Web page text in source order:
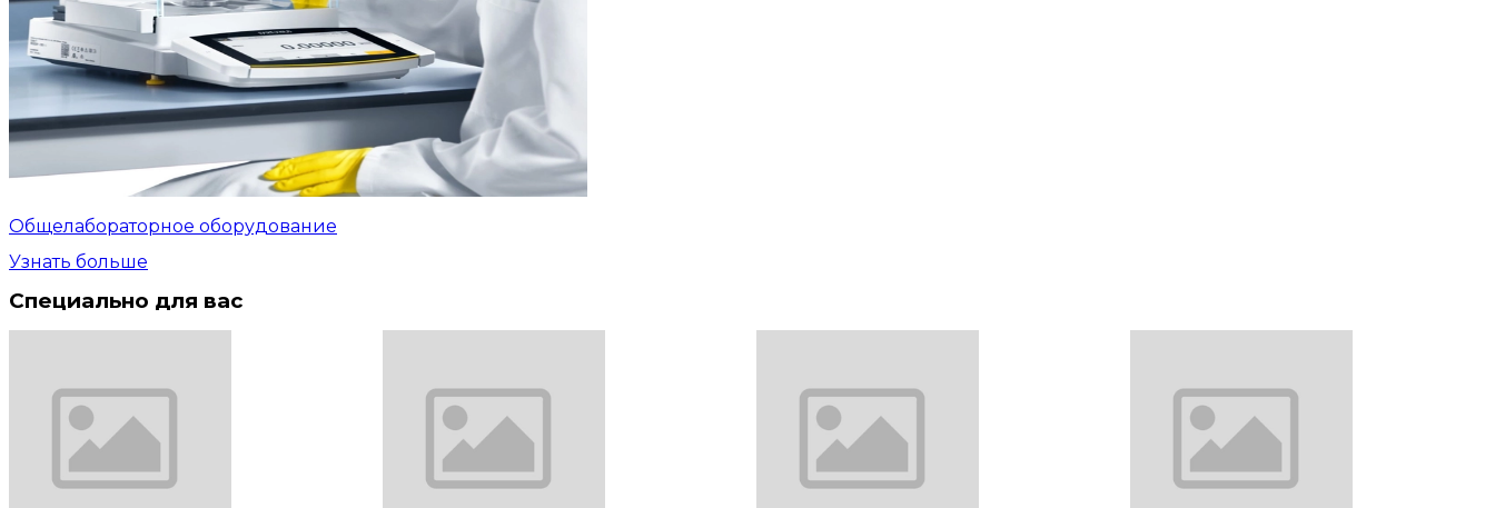
Общелабораторное оборудование
Узнать больше
Специально для вас